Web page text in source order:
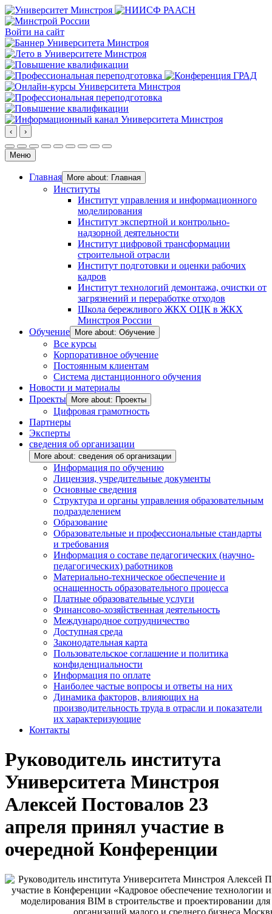
Войти на сайт
‹ ›
Меню
Главная More about: Главная
Институты
Институт управления и информационного
моделирования
Институт экспертной и контрольно-
надзорной деятельности
Институт цифровой трансформации
строительной отрасли
Институт подготовки и оценки рабочих
кадров
Институт технологий демонтажа, очистки от
загрязнений и переработке отходов
Школа бережливого ЖКХ ОЦК в ЖКХ
Минстроя России
Обучение
More about: Обучение
Все курсы
Корпоративное обучение
Постоянным клиентам
Система дистанционного обучения
Новости и материалы
Проекты
More about: Проекты
Цифровая грамотность
Партнеры
Эксперты
сведения об организации
More about: сведения об организации
Информация по обучению
Лицензия, учредительные документы
Основные сведения
Структура и органы управления образовательным
подразделением
Образование
Образовательные и профессиональные стандарты
и требования
Информация о составе педагогических (научно-
педагогических) работников
Материально-техническое обеспечение и
оснащенность образовательного процесса
Платные образовательные услуги
Финансово-хозяйственная деятельность
Международное сотрудничество
Доступная среда
Законодательная карта
Пользовательское соглашение и политика
конфиденциальности
Информация по оплате
Наиболее частые вопросы и ответы на них
Динамика факторов, влияющих на
производительность труда в отрасли и показатели
их характеризующие
Контакты
Руководитель института
Университета Минстроя
Алексей Постовалов 23
апреля принял участие в
очередной Конференции